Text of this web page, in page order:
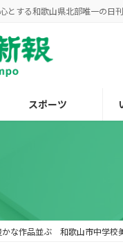
とする和歌山県北部唯一の日刊
スポーツ
かな作品並ぶ 和歌山市中学校